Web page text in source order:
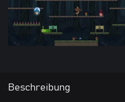
Beschreibung